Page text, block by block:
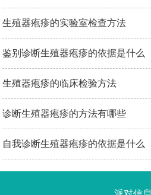
生殖器疱疹的实验室检查方法
鉴别诊断生殖器疱疹的依据是什么
生殖器疱疹的临床检验方法
诊断生殖器疱疹的方法有哪些
自我诊断生殖器疱疹的依据是什么